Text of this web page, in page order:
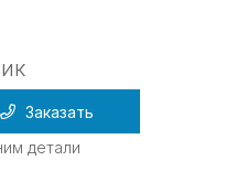
Заказать
детали